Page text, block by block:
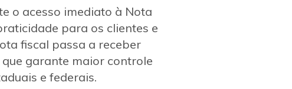
o acesso imediato à Nota
para os clientes e
fiscal passa a receber
garante maior controle
e federais.